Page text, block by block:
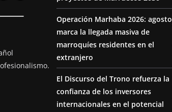
Operación Marhaba 2026: agosto
marca la llegada masiva de
marroquíes residentes en el
extranjero
El Discurso del Trono refuerza la
confianza de los inversores
internacionales en el potencial